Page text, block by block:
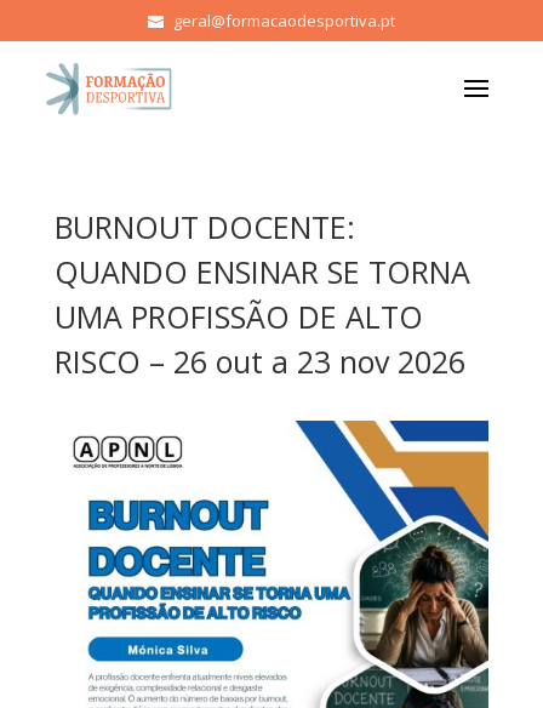
geral@formacaodesportiva.pt
BURNOUT DOCENTE:
QUANDO ENSINAR SE TORNA
UMA PROFISSÃO DE ALTO
RISCO – 26 out a 23 nov 2026